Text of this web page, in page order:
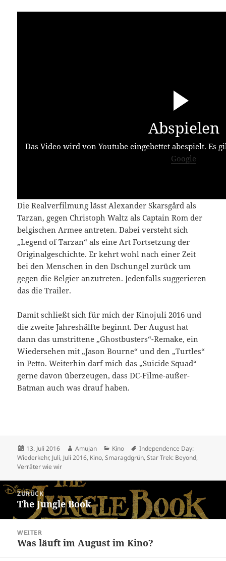
Abspielen
Das Video wird von Youtube eingebettet abespielt. Es
Google
Die Realverfilmung lässt Alexander Skarsgård als
Tarzan, gegen Christoph Waltz als Captain Rom der
belgischen Armee antreten. Dabei versteht sich
„Legend of Tarzan“ als eine Art Fortsetzung der
Originalgeschichte. Er kehrt wohl nach einer Zeit
bei den Menschen in den Dschungel zurück um
gegen die Belgier anzutreten. Jedenfalls suggerieren
das die Trailer.
Damit schließt sich für mich der Kinojuli 2016 und
die zweite Jahreshälfte beginnt. Der August hat
dann das umstrittene „Ghostbusters“-Remake, ein
Wiedersehen mit „Jason Bourne“ und den „Turtles“
in Petto. Weiterhin darf mich das „Suicide Squad“
gerne davon überzeugen, dass DC-Filme-außer-
Batman auch was drauf haben.
Veröffentlicht
am
13. Juli 2016 Autor
Amujan Kategorien
Kino Schlagwörter
Independence Day:
Wiederkehr, Juli, Juli 2016, Kino,Smaragdgrün,Star Trek: Beyond,
Verräter wie wir
Beitragsnavigation
ZURÜCK
Vorheriger
Beitrag:
The Jungle Book
WEITER
Nächster
Was läuft im August im Kino?